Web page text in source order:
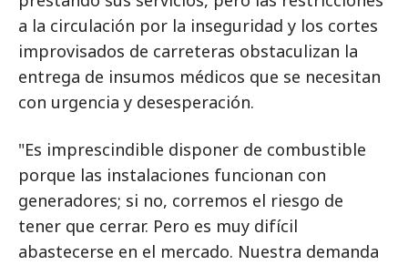
a la circulación por la inseguridad y los cortes
improvisados de carreteras obstaculizan la
entrega de insumos médicos que se necesitan
con urgencia y desesperación.
"Es imprescindible disponer de combustible
porque las instalaciones funcionan con
generadores; si no, corremos el riesgo de
tener que cerrar. Pero es muy difícil
abastecerse en el mercado. Nuestra demanda